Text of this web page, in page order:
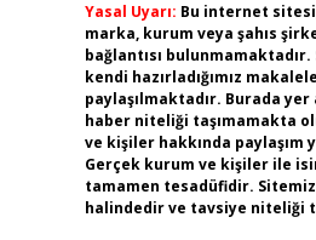
Yasal Uyarı: Bu internet
marka, kurum veya şahıs
bağlantısı bulunmamaktadır.
kendi hazırladığımız
paylaşılmaktadır. Burada
haber niteliği taşımamakta
ve kişiler hakkında paylaşım
Gerçek kurum ve kişiler ile
tamamen tesadüfidir.
halindedir ve tavsiye niteliği